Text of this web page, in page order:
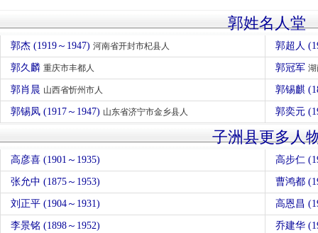
郭姓名人堂
郭杰 (1919～1947) 河南省开封市杞县人 郭超人
郭久麟 重庆市丰都人 郭冠军
郭肖晨 山西省忻州市人 郭锡麒
郭锡凤 (1917～1947) 山东省济宁市金乡县人 郭奕元
子洲县更多人
高彦喜 (1901～1935) 高步仁
张允中 (1875～1953) 曹鸿都
刘正平 (1904～1931) 高恩昌
李景铭 (1898～1952) 乔建华